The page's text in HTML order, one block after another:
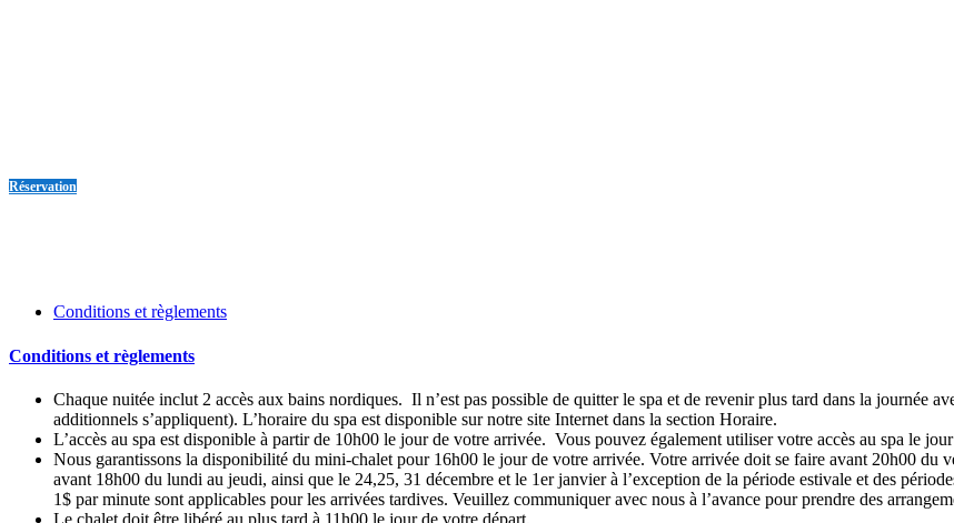
Réservation
Conditions et règlements
Conditions et règlements
Chaque nuitée inclut 2 accès aux bains nordiques. Il n’est pas possible de quitter le spa et de revenir plus tard dans la journée
additionnels s’appliquent). L’horaire du spa est disponible sur notre site Internet dans la section Horaire.
L’accès au spa est disponible à partir de 10h00 le jour de votre arrivée. Vous pouvez également utiliser votre accès au spa le
Nous garantissons la disponibilité du mini-chalet pour 16h00 le jour de votre arrivée. Votre arrivée doit se faire avant 20h00 du
avant 18h00 du lundi au jeudi, ainsi que le 24,25, 31 décembre et le 1er janvier à l’exception de la période estivale et des
1$ par minute sont applicables pour les arrivées tardives. Veuillez communiquer avec nous à l’avance pour prendre des
Le chalet doit être libéré au plus tard à 11h00 le jour de votre départ.